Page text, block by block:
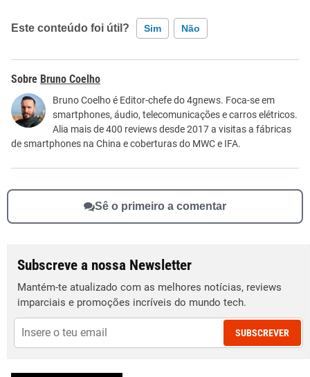
Este conteúdo foi útil? Sim Não
Este conteúdo não tem a informação que procuro
Outro
Bruno Coelho
Bruno Coelho é Editor-chefe do 4gnews. Foca-se em
smartphones, áudio, telecomunicações e carros elétricos.
Alia mais de 400 reviews desde 2017 a visitas a fábricas
de smartphones na China e coberturas do MWC e IFA.
Sê o primeiro a comentar
Subscreve a nossa Newsletter
Mantém-te atualizado com as melhores notícias, reviews
imparciais e promoções incríveis do mundo tech.
SUBSCREVER